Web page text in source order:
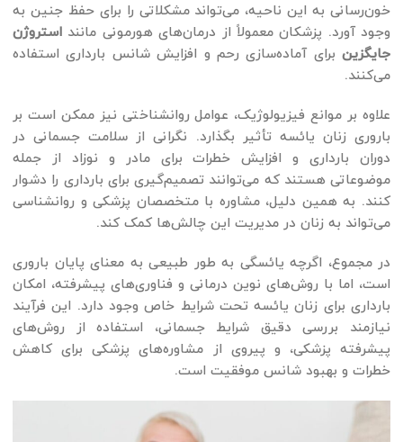
خون‌رسانی به این ناحیه، می‌تواند مشکلاتی را برای حفظ جنین به
وجود آورد. پزشکان معمولاً از درمان‌های هورمونی مانند استروژن
جایگزین برای آماده‌سازی رحم و افزایش شانس بارداری استفاده
می‌کنند.
علاوه بر موانع فیزیولوژیک، عوامل روانشناختی نیز ممکن است بر
باروری زنان یائسه تأثیر بگذارد. نگرانی از سلامت جسمانی در
دوران بارداری و افزایش خطرات برای مادر و نوزاد از جمله
موضوعاتی هستند که می‌توانند تصمیم‌گیری برای بارداری را دشوار
کنند. به همین دلیل، مشاوره با متخصصان پزشکی و روانشناسی
می‌تواند به زنان در مدیریت این چالش‌ها کمک کند.
در مجموع، اگرچه یائسگی به طور طبیعی به معنای پایان باروری
است، اما با روش‌های نوین درمانی و فناوری‌های پیشرفته، امکان
بارداری برای زنان یائسه تحت شرایط خاص وجود دارد. این فرآیند
نیازمند بررسی دقیق شرایط جسمانی، استفاده از روش‌های
پیشرفته پزشکی، و پیروی از مشاوره‌های پزشکی برای کاهش
خطرات و بهبود شانس موفقیت است.